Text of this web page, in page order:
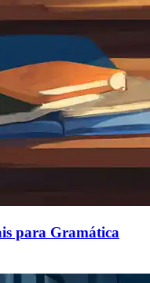
para Gramática